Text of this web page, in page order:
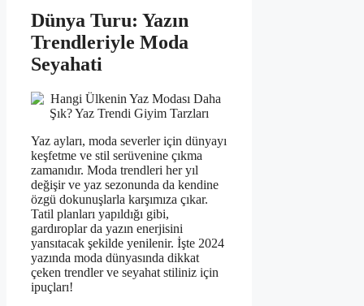
Dünya Turu: Yazın
Trendleriyle Moda
Seyahati
Yaz ayları, moda severler için dünyayı
keşfetme ve stil serüvenine çıkma
zamanıdır. Moda trendleri her yıl
değişir ve yaz sezonunda da kendine
özgü dokunuşlarla karşımıza çıkar.
Tatil planları yapıldığı gibi,
gardıroplar da yazın enerjisini
yansıtacak şekilde yenilenir. İşte 2024
yazında moda dünyasında dikkat
çeken trendler ve seyahat stiliniz için
ipuçları!